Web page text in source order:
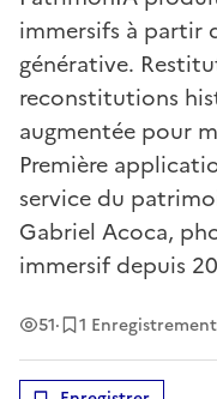
immersifs à partir
générative.
reconstitutions
augmentée pour
Première
service du
Gabriel Acoca,
immersif depuis
51Vues
· 1 Enregistrement